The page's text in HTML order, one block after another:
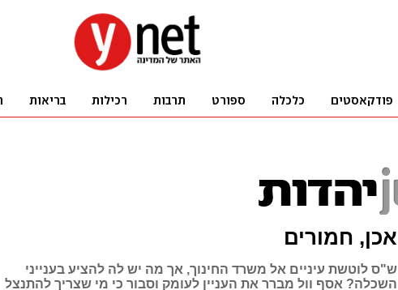
אכן, חמורים
ש"ס לוטשת עיניים אל משרד החינוך, אך מה יש לה להציע בענייני
השכלה? אסף וול מברר את העניין לעומק וסבור כי מי שצריך להתנצל